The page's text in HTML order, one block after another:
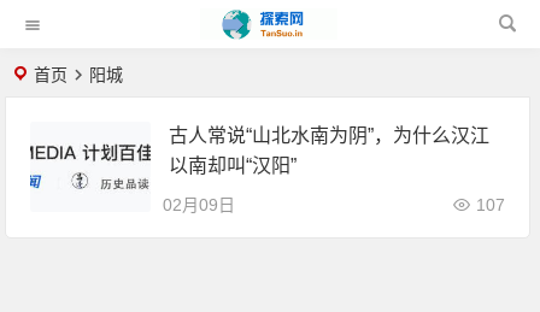
首页 阳城
古人常说“山北水南为阴”，为什么汉江
以南却叫“汉阳”
02月09日 107